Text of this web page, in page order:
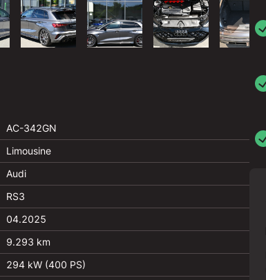
AC-342GN
Limousine
Audi
RS3
04.2025
9.293 km
294 kW (400 PS)